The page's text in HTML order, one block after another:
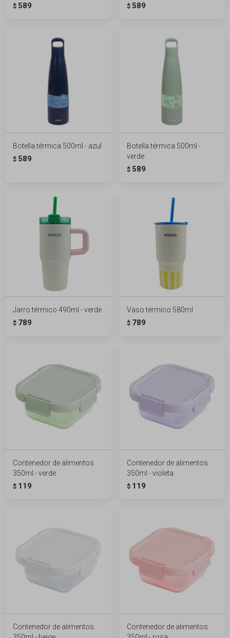
$ 589 $ 589
Botella térmica 500ml - azul
$ 589
Botella térmica 500ml -
verde
$ 589
Jarro térmico 490ml - verde
$ 789
Vaso térmico 580ml
$ 789
Contenedor de alimentos
350ml - verde
$ 119
Contenedor de alimentos
350ml - violeta
$ 119
Contenedor de alimentos
Contenedor de alimentos